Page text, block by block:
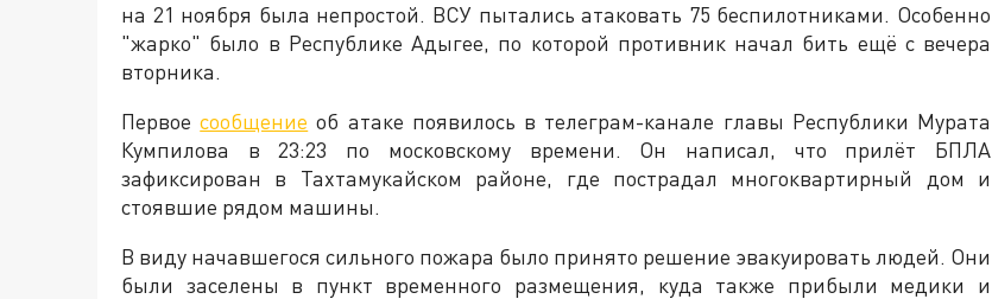
на 21 ноября была непростой. ВСУ пытались атаковать 75 беспилотниками. Особенно
"жарко" было в Республике Адыгее, по которой противник начал бить ещё с вечера
вторника.
Первоесообщение об атаке появилось в телеграм-канале главы Республики Мурата
Кумпилова в 23:23 по московскому времени. Он написал, что прилёт БПЛА
зафиксирован в Тахтамукайском районе, где пострадал многоквартирный дом и
стоявшие рядом машины.
В виду начавшегося сильного пожара было принято решение эвакуировать людей. Они
были заселены в пункт временного размещения, куда также прибыли медики и